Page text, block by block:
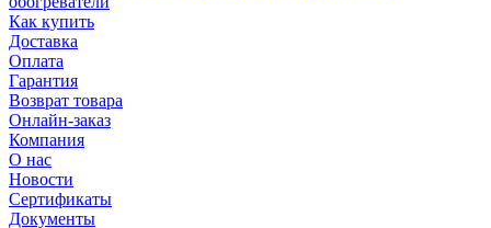
Как купить
Доставка
Оплата
Гарантия
Возврат товара
Онлайн-заказ
Компания
О нас
Новости
Сертификаты
Документы